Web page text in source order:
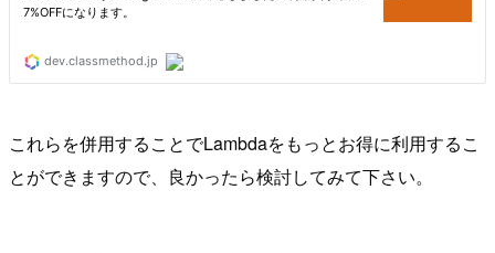
これらを併用することでLambdaをもっとお得に利用するこ
とができますので、良かったら検討してみて下さい。